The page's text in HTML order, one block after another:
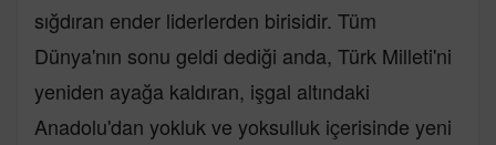
sığdıran ender liderlerden birisidir. Tüm
Dünya'nın sonu geldi dediği anda, Türk Milleti'ni
yeniden ayağa kaldıran, işgal altındaki
Anadolu'dan yokluk ve yoksulluk içerisinde yeni